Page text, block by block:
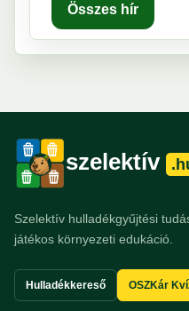
Összes hír
szelektív
Szelektív hulladékgyűjtési
játékos környezeti edukáció.
Hulladékkereső OSZKár